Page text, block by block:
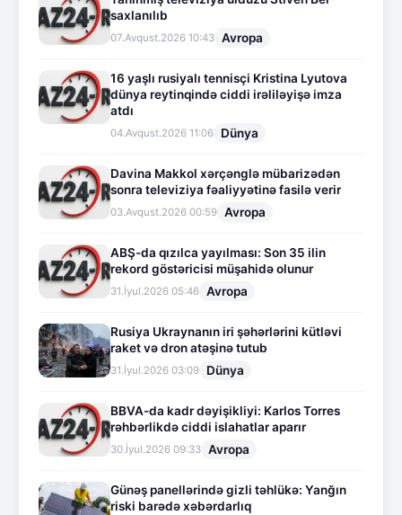
saxlanılıb
07.Avqust.2026 10:43 Avropa
16 yaşlı rusiyalı tennisçi Kristina Lyutova
dünya reytinqində ciddi irəliləyişə imza
atdı
04.Avqust.2026 11:06 Dünya
Davina Makkol xərçənglə mübarizədən
sonra televiziya fəaliyyətinə fasilə verir
03.Avqust.2026 00:59 Avropa
ABŞ-da qızılca yayılması: Son 35 ilin
rekord göstəricisi müşahidə olunur
31.İyul.2026 05:46 Avropa
Rusiya Ukraynanın iri şəhərlərini kütləvi
raket və dron atəşinə tutub
31.İyul.2026 03:09 Dünya
BBVA-da kadr dəyişikliyi: Karlos Torres
rəhbərlikdə ciddi islahatlar aparır
30.İyul.2026 09:33 Avropa
Günəş panellərində gizli təhlükə: Yanğın
riski barədə xəbərdarlıq